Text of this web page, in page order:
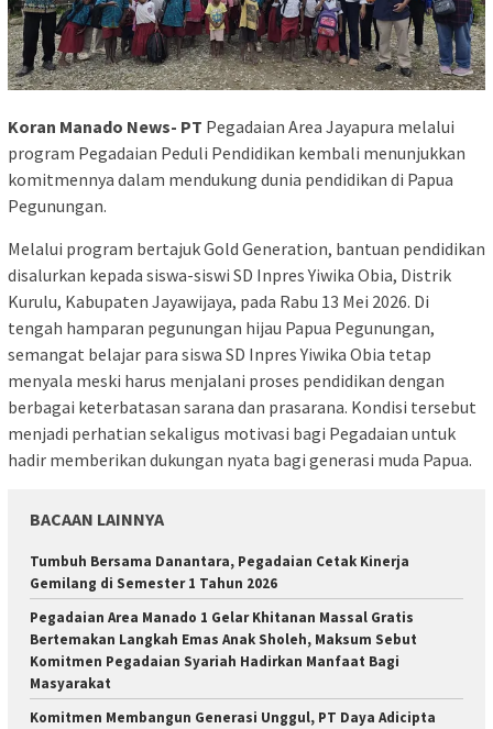
Koran Manado News- PT Pegadaian Area Jayapura melalui
program Pegadaian Peduli Pendidikan kembali menunjukkan
komitmennya dalam mendukung dunia pendidikan di Papua
Pegunungan.
Melalui program bertajuk Gold Generation, bantuan pendidikan
disalurkan kepada siswa-siswi SD Inpres Yiwika Obia, Distrik
Kurulu, Kabupaten Jayawijaya, pada Rabu 13 Mei 2026. Di
tengah hamparan pegunungan hijau Papua Pegunungan,
semangat belajar para siswa SD Inpres Yiwika Obia tetap
menyala meski harus menjalani proses pendidikan dengan
berbagai keterbatasan sarana dan prasarana. Kondisi tersebut
menjadi perhatian sekaligus motivasi bagi Pegadaian untuk
hadir memberikan dukungan nyata bagi generasi muda Papua.
BACAAN LAINNYA
Tumbuh Bersama Danantara, Pegadaian Cetak Kinerja
Gemilang di Semester 1 Tahun 2026
Pegadaian Area Manado 1 Gelar Khitanan Massal Gratis
Bertemakan Langkah Emas Anak Sholeh, Maksum Sebut
Komitmen Pegadaian Syariah Hadirkan Manfaat Bagi
Masyarakat
Komitmen Membangun Generasi Unggul, PT Daya Adicipta